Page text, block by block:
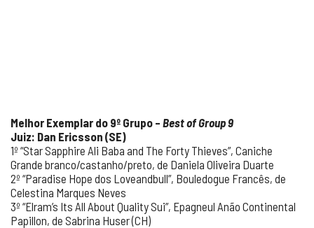
Melhor Exemplar do 9º Grupo – Best of Group 9
Juiz: Dan Ericsson (SE)
1º “Star Sapphire Ali Baba and The Forty Thieves”, Caniche
Grande branco/castanho/preto, de Daniela Oliveira Duarte
2º “Paradise Hope dos Loveandbull”, Bouledogue Francês, de
Celestina Marques Neves
3º “Elram’s Its All About Quality Sui”, Epagneul Anão Continental
Papillon, de Sabrina Huser (CH)